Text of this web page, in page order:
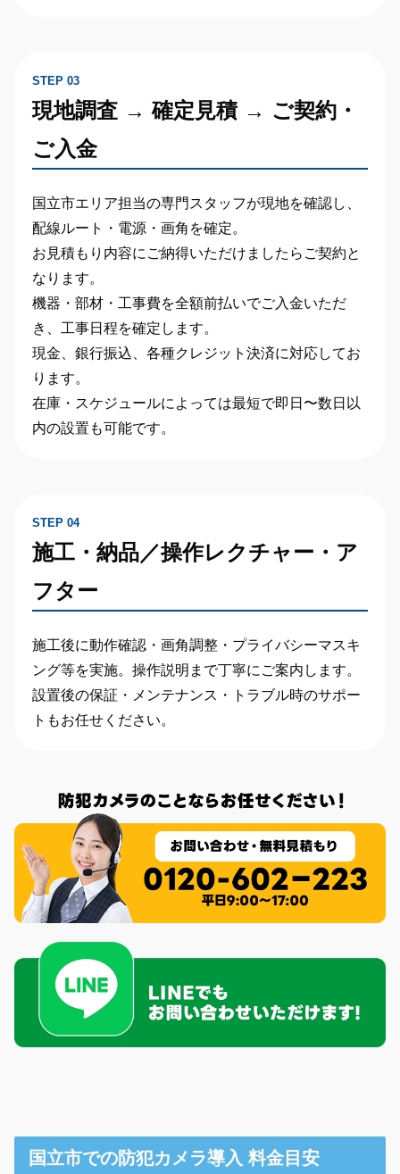
STEP 03
現地調査 → 確定見積 → ご契約・
ご入金
国立市エリア担当の専門スタッフが現地を確認し、
配線ルート・電源・画角を確定。
お見積もり内容にご納得いただけましたらご契約と
なります。
機器・部材・工事費を全額前払いでご入金いただ
き、工事日程を確定します。
現金、銀行振込、各種クレジット決済に対応してお
ります。
在庫・スケジュールによっては最短で即日〜数日以
内の設置 も可能です。
STEP 04
施工・納品／操作レクチャー・ア
フター
施工後に動作確認・画角調整・プライバシーマスキ
ング等を実施。操作説明まで丁寧にご案内します。
設置後の保証・メンテナンス・トラブル時のサポー
トもお任せください。
国立市での防犯カメラ導入 料金目安